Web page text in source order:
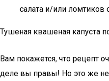
салата и/или ломтиков
Тушеная квашеная капуста
Вам покажется, что рецепт
деле вы правы! Но это же не